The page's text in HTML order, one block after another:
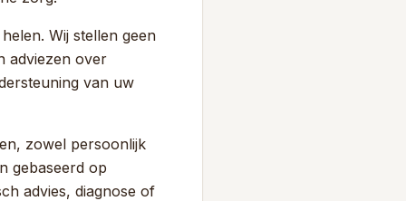
Wij stellen geen
adviezen over
van uw
zowel persoonlijk
gebaseerd op
advies, diagnose of